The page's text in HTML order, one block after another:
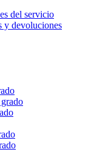
del servicio
y devoluciones